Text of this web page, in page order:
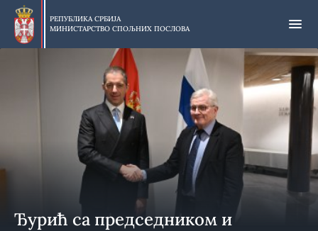
Прескочи
главни
део
РЕПУБЛИКА СРБИЈА
МИНИСТАРСТВО СПОЉНИХ ПОСЛОВА
Ђурић са председником и